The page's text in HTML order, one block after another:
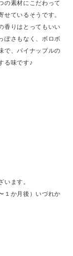
の素材にこだわって
ているそうです。
香りはとってもいい
ぽさもなく、ボロボ
で、パイナップルの
る味です♪
います。
１か月後）いづれか